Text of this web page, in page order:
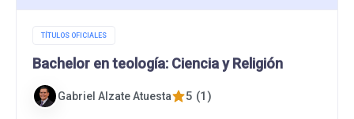
TÍTULOS OFICIALES
Bachelor en teología: Ciencia y Religión
Gabriel Alzate Atuesta 5 (1)